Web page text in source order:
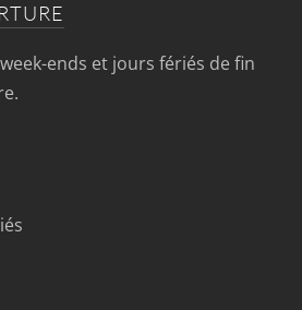
ends et jours fériés de fin